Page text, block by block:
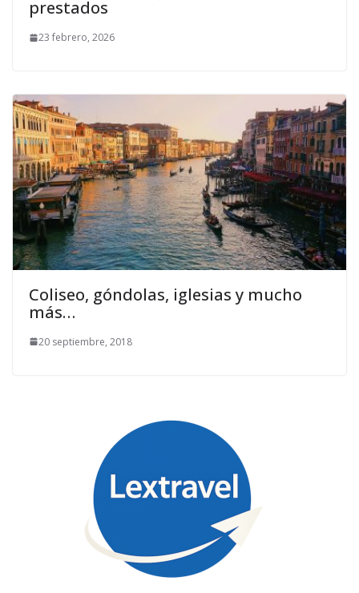
prestados
23 febrero, 2026
Coliseo, góndolas, iglesias y mucho
más…
20 septiembre, 2018